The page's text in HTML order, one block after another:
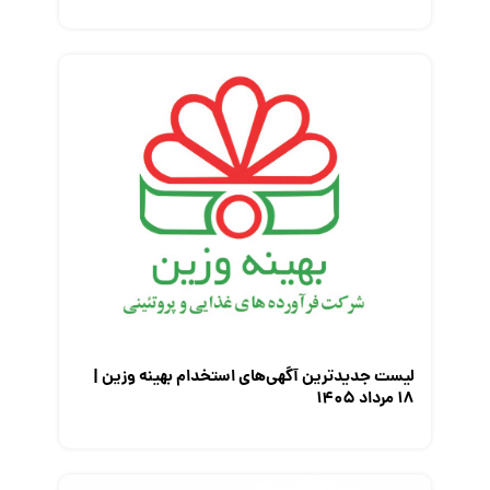
لیست جدیدترین آگهی‌های استخدام بهینه وزین |
۱۸ مرداد ۱۴۰۵